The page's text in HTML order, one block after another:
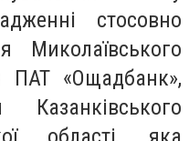
стосовно
Миколаївського
ПАТ «Ощадбанк»,